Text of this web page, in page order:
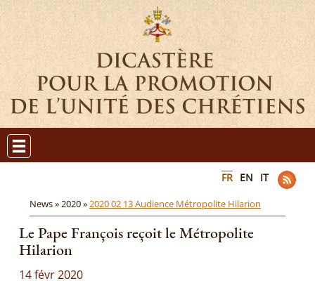
FR EN IT
News »2020 »2020 02 13 Audience Métropolite Hilarion
Le Pape François reçoit le Métropolite
Hilarion
14 févr 2020